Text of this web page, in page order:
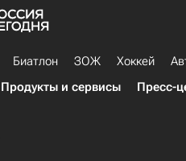
Биатлон ЗОЖ Хоккей
Продукты и сервисы Пресс-